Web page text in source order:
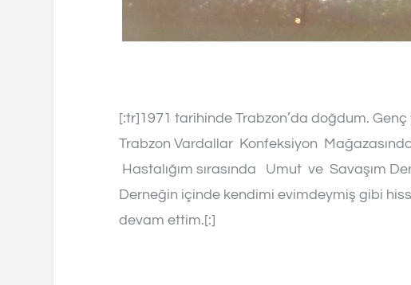
[:tr]1971 tarihinde Trabzon’da doğdum.
Trabzon Vardallar Konfeksiyon
Hastalığım sırasında Umut ve Savaşım
Derneğin içinde kendimi evimdeymiş gibi
devam ettim.[:]